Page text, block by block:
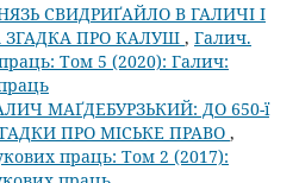
СВИДРИҐАЙЛО В ГАЛИЧІ І
ПРО КАЛУШ , Галич.
Том 5 (2020): Галич:
МАҐДЕБУРЗЬКИЙ: ДО 650-ї
ПРО МІСЬКЕ ПРАВО ,
праць: Том 2 (2017):